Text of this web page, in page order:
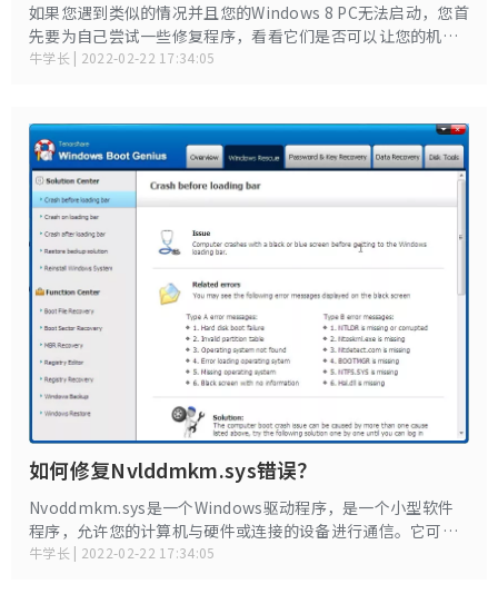
如果您遇到类似的情况并且您的Windows 8 PC无法启动，您首
先要为自己尝试一些修复程序，看看它们是否可以让您的机器
恢复正常。如果没有任何作用，您可以随时找专业人士为您修
牛学长 | 2022-02-22 17:34:05
如何修复Nvlddmkm.sys错误？
Nvoddmkm.sys是一个Windows驱动程序，是一个小型软件
程序，允许您的计算机与硬件或连接的设备进行通信。它可以
直接访问操作系统，硬件等的内部。一旦此文件崩溃，您的
牛学长 | 2022-02-22 17:34:05